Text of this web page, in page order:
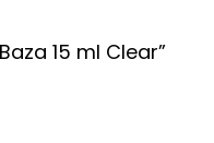
15 ml Clear”